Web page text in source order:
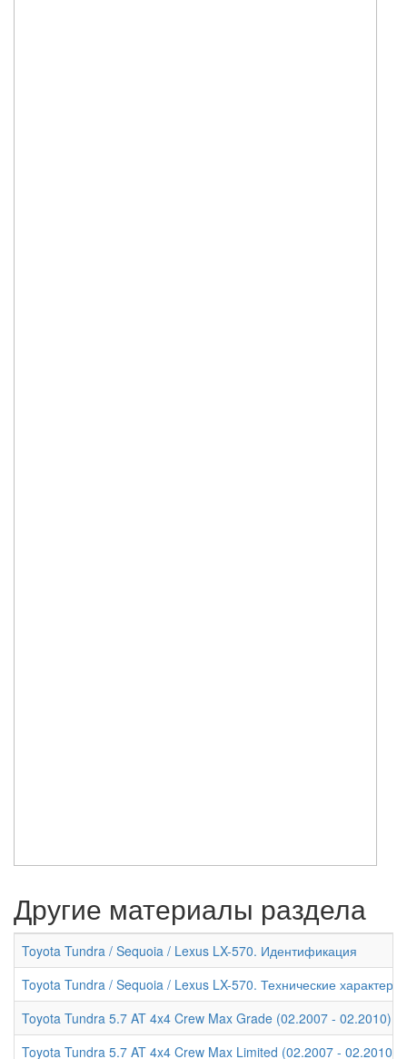
Другие материалы раздела
Toyota Tundra / Sequoia / Lexus LX-570. Идентификация
Toyota Tundra / Sequoia / Lexus LX-570. Технические
Toyota Tundra 5.7 AT 4x4 Crew Max Grade (02.2007 - 02.2010) -
Toyota Tundra 5.7 AT 4x4 Crew Max Limited (02.2007 - 02.2010) -